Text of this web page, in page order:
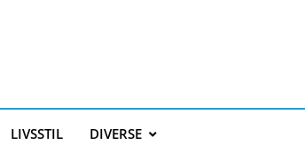
LIVSSTIL DIVERSE